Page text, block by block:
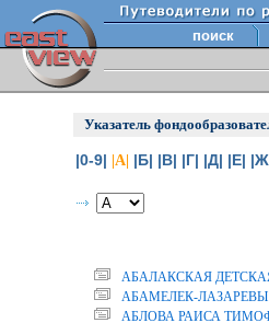
поиск
Указатель
|0-9| |А| |Б| |В| |Г| |Д| |Е|
АБАЛАКСКАЯ
АБАМЕЛЕК-ЛАЗАРЕВЫ
АБЛОВА РАИСА